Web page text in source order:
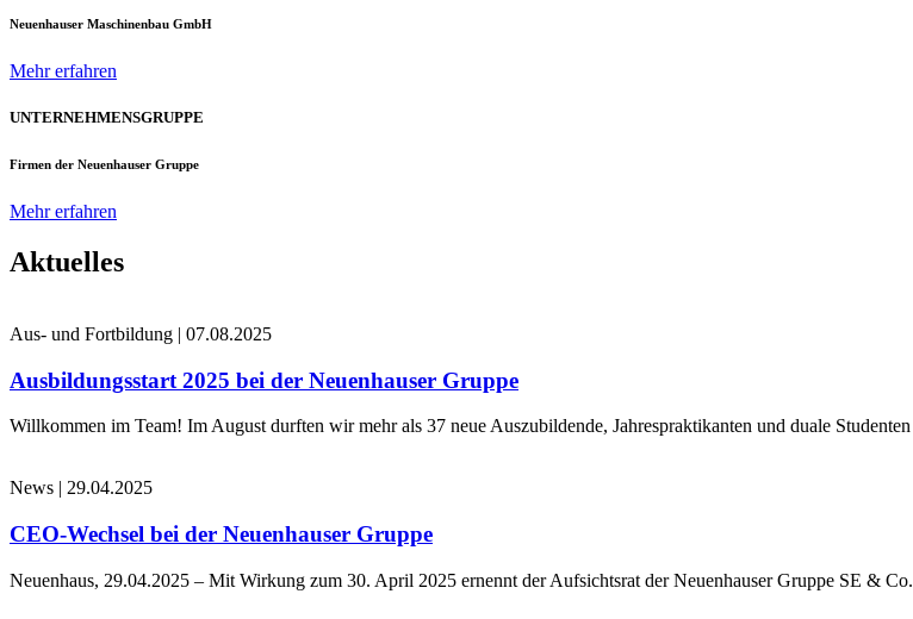
Neuenhauser Maschinenbau GmbH
Mehr erfahren
UNTERNEHMENSGRUPPE
Firmen der Neuenhauser Gruppe
Mehr erfahren
Aktuelles
Aus- und Fortbildung | 07.08.2025
Ausbildungsstart 2025 bei der Neuenhauser Gruppe
Willkommen im Team! Im August durften wir mehr als 37 neue Auszubildende, Jahrespraktikanten und duale
News | 29.04.2025
CEO-Wechsel bei der Neuenhauser Gruppe
Neuenhaus, 29.04.2025 – Mit Wirkung zum 30. April 2025 ernennt der Aufsichtsrat der Neuenhauser Gruppe SE &